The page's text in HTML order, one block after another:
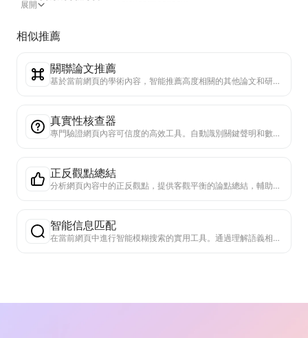
展開
相似推薦
關聯論文推薦
基於當前網頁的學術內容，智能推薦高度相關的其他論文和研究。利用先進算法分析主題相似度和研究方法，幫助用戶拓展閱讀，深入理解網頁中討論的學術問題。
真實性核查器
專門驗證網頁內容可信度的高效工具。自動識別關鍵聲明和數據，與可靠外部來源交叉檢查。對重要陳述進行可信度評級，提供驗證結果說明和事實來源鏈接。有助於提高資訊素養，防止虛假資訊傳播。
正反觀點總結
分析網頁內容中的正反觀點，提供客觀平衡的論點總結，輔助決策判斷。
智能信息匹配
在當前網頁中進行智能模糊搜索的實用工具。通過理解語義相關性，快速定位與關鍵詞或問題相關的信息。不僅支持精確匹配，還能提供相關內容片段和位置，大大提高閱讀效率和信息獲取能力。